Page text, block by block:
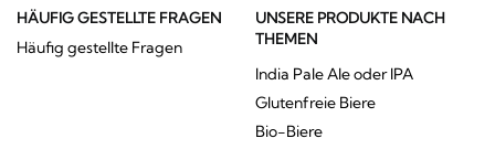
HÄUFIG GESTELLTE FRAGEN
Häufig gestellte Fragen
UNSERE PRODUKTE NACH
THEMEN
India Pale Ale oder IPA
Glutenfreie Biere
Bio-Biere